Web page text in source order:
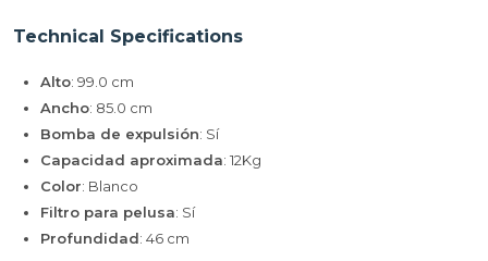
Technical Specifications
Alto: 99.0 cm
Ancho: 85.0 cm
Bomba de expulsión: Sí
Capacidad aproximada: 12Kg
Color: Blanco
Filtro para pelusa: Sí
Profundidad: 46 cm